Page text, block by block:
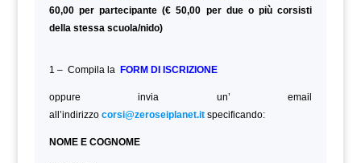
60,00 per partecipante (€ 50,00 per due o più corsisti
della stessa scuola/nido)
1 – Compila la FORM DI ISCRIZIONE
oppure invia un’ email
all’indirizzo corsi@zeroseiplanet.itspecificando:
NOME E COGNOME